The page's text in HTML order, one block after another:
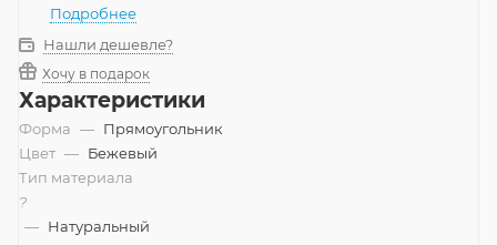
Подробнее
Нашли дешевле?
Хочу в подарок
Характеристики
Форма — Прямоугольник
Цвет — Бежевый
Тип материала
?
— Натуральный